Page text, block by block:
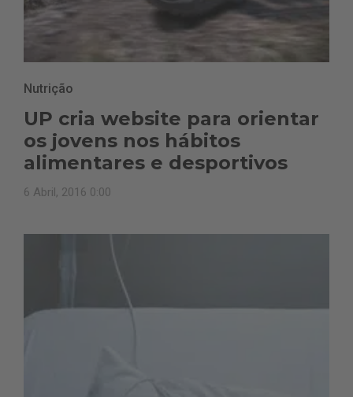
Nutrição
UP cria website para orientar
os jovens nos hábitos
alimentares e desportivos
6 Abril, 2016 0:00